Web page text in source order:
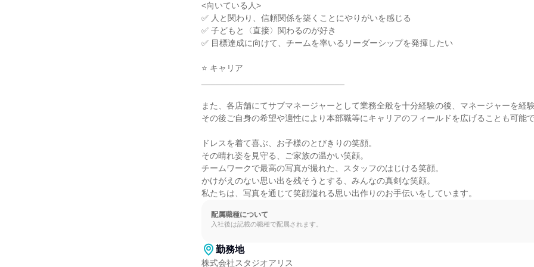
<向いている人>
✅ 人と関わり、信頼関係を築くことにやりがいを感じる
✅ 子どもと〈直接〉関わるのが好き
✅ 目標達成に向けて、チームを率いるリーダーシップを発揮したい
⭐ キャリア
また、各店舗にてサブマネージャーとして業務全般を十分経験の後、マネージャーを経験
その後ご自身の希望や適性により本部職等にキャリアのフィールドを広げることも可能で
ドレスを着て喜ぶ、お子様のとびきりの笑顔。
その晴れ姿を見守る、ご家族の温かい笑顔。
チームワークで最高の写真が撮れた、スタッフのはじける笑顔。
かけがえのない思い出を残そうとする、みんなの真剣な笑顔。
私たちは、写真を通じて笑顔溢れる思い出作りのお手伝いをしています。
配属職種について
入社後は記載の職種で配属されます。
勤務地
株式会社スタジオアリス